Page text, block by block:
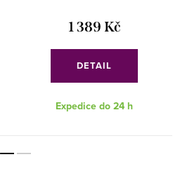
1 389 Kč
DETAIL
Expedice do 24 h